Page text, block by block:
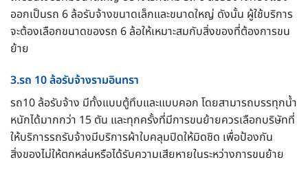
ออกเป็นรถ 6 ล้อรับจ้างขนาดเล็กและขนาดใหญ่ ดังนั้น ผู้ใช้บริการ
จะต้องเลือกขนาดของรถ 6 ล้อให้เหมาะสมกับสิ่งของที่ต้องการขน
ย้าย
3.รถ 10 ล้อรับจ้างรามอินทรา
รถ10 ล้อรับจ้าง มีทั้งแบบตู้ทึบและแบบคอก โดยสามารถบรรทุกน้ำ
หนักได้มากกว่า 15 ตัน และทุกครั้งที่มีการขนย้ายควรเลือกบริษัทที่
ให้บริการรถรับจ้างมีบริการผ้าใบคลุมปิดให้มิดชิด เพื่อป้องกัน
สิ่งของไม่ให้ตกหล่นหรือได้รับความเสียหายในระหว่างการขนย้าย